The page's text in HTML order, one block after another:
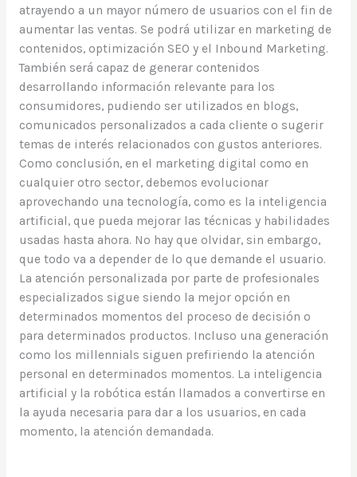
atrayendo a un mayor número de usuarios con el fin de
aumentar las ventas. Se podrá utilizar en marketing de
contenidos, optimización SEO y el Inbound Marketing.
También será capaz de generar contenidos
desarrollando información relevante para los
consumidores, pudiendo ser utilizados en blogs,
comunicados personalizados a cada cliente o sugerir
temas de interés relacionados con gustos anteriores.
Como conclusión, en el marketing digital como en
cualquier otro sector, debemos evolucionar
aprovechando una tecnología, como es la inteligencia
artificial, que pueda mejorar las técnicas y habilidades
usadas hasta ahora. No hay que olvidar, sin embargo,
que todo va a depender de lo que demande el usuario.
La atención personalizada por parte de profesionales
especializados sigue siendo la mejor opción en
determinados momentos del proceso de decisión o
para determinados productos. Incluso una generación
como los millennials siguen prefiriendo la atención
personal en determinados momentos. La inteligencia
artificial y la robótica están llamados a convertirse en
la ayuda necesaria para dar a los usuarios, en cada
momento, la atención demandada.